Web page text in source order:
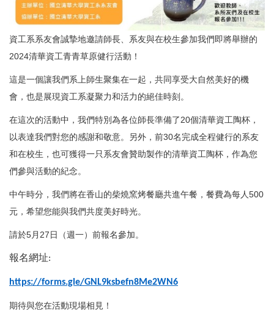
資工系系友會誠摯地邀請師長、系友與在校生參加我們即將舉辦的
2024清華資工青青草原健行活動！
這是一個讓我們系上師生聚集在一起，共同享受大自然美好的機
會，也是展現資工系凝聚力和活力的絕佳時刻。
在這次的活動中，我們特別為各位師長準備了20個清華資工陶杯，
以表達我們對您的感謝和敬意。另外，前30名完成全程健行的系友
和在校生，也可獲得一只系友會贊助製作的清華資工陶杯，作為您
們參與活動的紀念。
中午時分，我們將在香山的柴燒窯烤餐廳共進午餐，餐費為每人500
元，希望您能與我們共度美好時光。
請於5月27日（週一）前報名參加。
報名網址:
https://forms.gle/GNL9ksbefn8Me2WN6
期待與您在活動現場相見！